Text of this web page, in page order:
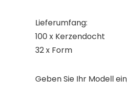
Lieferumfang:
100 x Kerzendocht
32 x Form
Geben Sie Ihr Modell